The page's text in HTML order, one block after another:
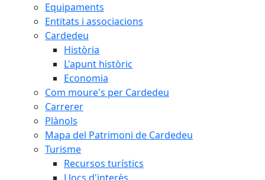
Equipaments
Entitats i associacions
Cardedeu
Història
L'apunt històric
Economia
Com moure's per Cardedeu
Carrerer
Plànols
Mapa del Patrimoni de Cardedeu
Turisme
Recursos turístics